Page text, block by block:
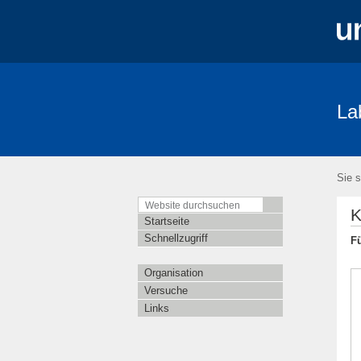
Sie
Startseite
Schnellzugriff
Organisation
Versuche
Links